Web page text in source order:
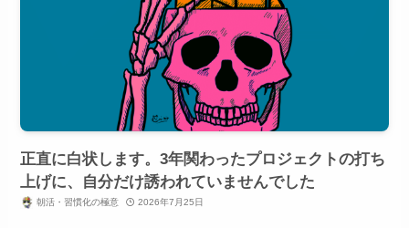
正直に白状します。3年関わったプロジェクトの打ち
上げに、自分だけ誘われていませんでした
朝活・習慣化の極意 2026年7月25日